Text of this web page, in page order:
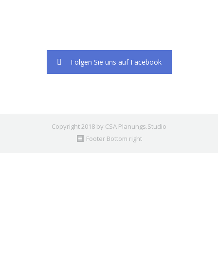
Folgen Sie uns auf Facebook
Copyright 2018 by CSA Planungs.Studio
Footer Bottom right